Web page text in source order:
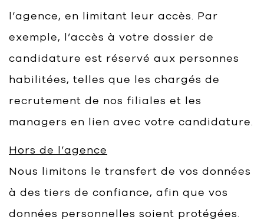
l’agence, en limitant leur accès. Par
exemple, l’accès à votre dossier de
candidature est réservé aux personnes
habilitées, telles que les chargés de
recrutement de nos filiales et les
managers en lien avec votre candidature.
Hors de l’agence
Nous limitons le transfert de vos données
à des tiers de confiance, afin que vos
données personnelles soient protégées.